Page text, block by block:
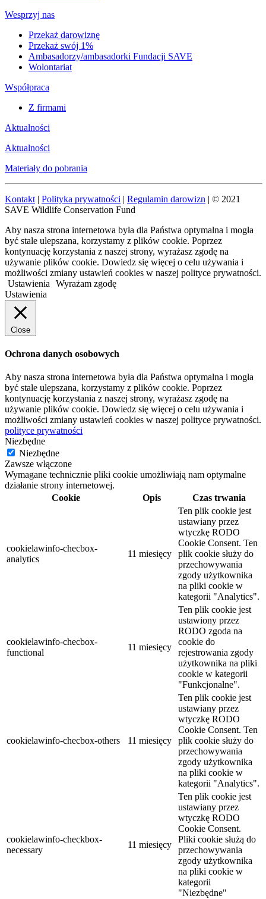
Wesprzyj nas
Przekaż darowiznę
Przekaż swój 1%
Ambasadorzy/ambasadorki Fundacji SAVE
Wolontariat
Współpraca
Z firmami
Aktualności
Aktualności
Materiały do pobrania
Kontakt | Polityka prywatności | Regulamin darowizn | © 2021
SAVE Wildlife Conservation Fund
Aby nasza strona internetowa była dla Państwa optymalna i mogła
być stale ulepszana, korzystamy z plików cookie. Poprzez
kontynuację korzystania z naszej strony, wyrażasz zgodę na
używanie plików cookie. Dowiedz się więcej o celu używania i
możliwości zmiany ustawień cookies w naszej polityce prywatności.
Ustawienia
Wyrażam zgodę
Ustawienia
Close
Ochrona danych osobowych
Aby nasza strona internetowa była dla Państwa optymalna i mogła
być stale ulepszana, korzystamy z plików cookie. Poprzez
kontynuację korzystania z naszej strony, wyrażasz zgodę na
używanie plików cookie. Dowiedz się więcej o celu używania i
możliwości zmiany ustawień cookies w naszej polityce prywatności.
polityce prywatności
Niezbędne
Niezbędne
Zawsze włączone
Wymagane technicznie pliki cookie umożliwiają nam optymalne
działanie strony internetowej.
Cookie
Opis Czas trwania
cookielawinfo-checbox-
analytics
11 miesięcy
Ten plik cookie jest
ustawiany przez
wtyczkę RODO
Cookie Consent. Ten
plik cookie służy do
przechowywania
zgody użytkownika
na pliki cookie w
kategorii "Analytics".
cookielawinfo-checbox-
functional
11 miesięcy
Ten plik cookie jest
ustawiony przez
RODO zgoda na
cookie do
rejestrowania zgody
użytkownika na pliki
cookie w kategorii
"Funkcjonalne".
cookielawinfo-checbox-others 11 miesięcy
Ten plik cookie jest
ustawiany przez
wtyczkę RODO
Cookie Consent. Ten
plik cookie służy do
przechowywania
zgody użytkownika
na pliki cookie w
kategorii "Analytics".
cookielawinfo-checkbox-
necessary
11 miesięcy
Ten plik cookie jest
ustawiany przez
wtyczkę RODO
Cookie Consent.
Pliki cookie służą do
przechowywania
zgody użytkownika
na pliki cookie w
kategorii
"Niezbędne"